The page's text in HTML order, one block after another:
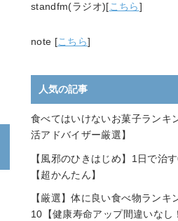
standfm(ラジオ)[こちら]
note [こちら]
人気の記事
食べてはいけないお菓子ランキ
活アドバイザー厳選】
【風邪のひきはじめ】1日で治
【超かんたん】
【厳選】体に良い食べ物ランキ
10【健康寿命アップ間違いなし